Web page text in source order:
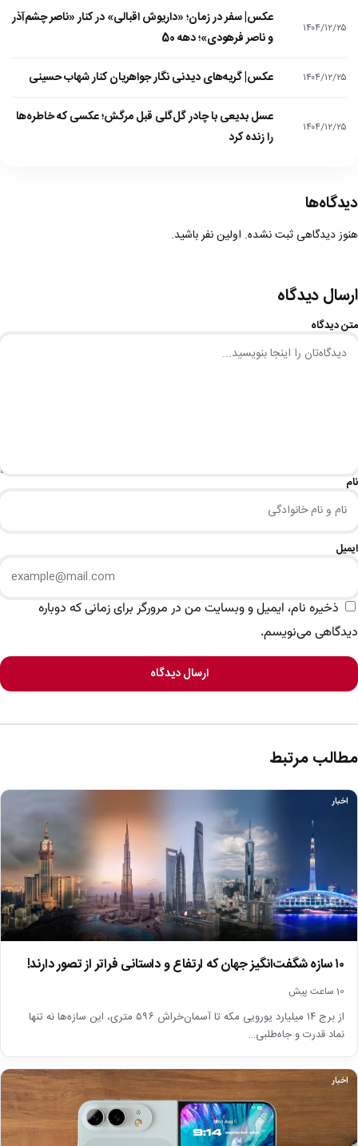
۱۴۰۴/۱۲/۲۵
عکس| سفر در زمان؛ «داریوش اقبالی» در کنار «ناصر چشم‌آذر
و ناصر فرهودی»؛ دهه 50
۱۴۰۴/۱۲/۲۵ عکس| گریه‌های دیدنی نگار جواهریان کنار شهاب حسینی
۱۴۰۴/۱۲/۲۵
عسل بدیعی با چادر گل‌گلی قبل مرگش؛ عکسی که خاطره‌ها
را زنده کرد
دیدگاه‌ها
هنوز دیدگاهی ثبت نشده. اولین نفر باشید.
ارسال دیدگاه
متن دیدگاه
نام
ایمیل
ذخیره نام، ایمیل و وبسایت من در مرورگر برای زمانی که دوباره
دیدگاهی می‌نویسم.
ارسال دیدگاه
مطالب مرتبط
اخبار
۱۰ سازه شگفت‌انگیز جهان که ارتفاع و داستانی فراتر از تصور دارند!
10 ساعت پیش
از برج ۱۴ میلیارد یورویی مکه تا آسمان‌خراش ۵۹۶ متری، این سازه‌ها نه تنها
نماد قدرت و جاه‌طلبی…
اخبار